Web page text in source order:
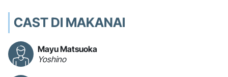
CAST DI MAKANAI
Mayu Matsuoka
Yoshino